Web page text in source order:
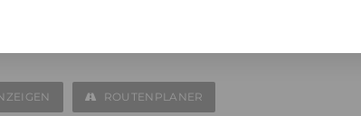
ROUTENPLANER